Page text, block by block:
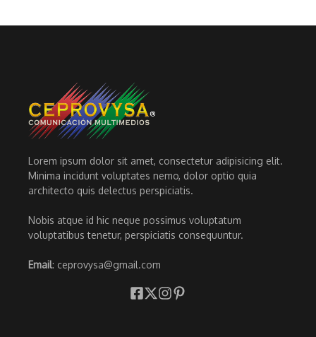
Lorem ipsum dolor sit amet, consectetur adipisicing elit.
Minima incidunt voluptates nemo, dolor optio quia
architecto quis delectus perspiciatis.
Nobis atque id hic neque possimus voluptatum
voluptatibus tenetur, perspiciatis consequuntur.
Email: ceprovysa@gmail.com